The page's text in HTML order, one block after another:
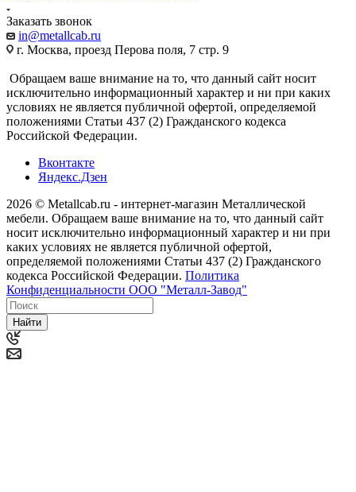
Заказать звонок
in@metallcab.ru
г. Москва, проезд Перова поля, 7 стр. 9
Обращаем ваше внимание на то, что данный сайт носит
исключительно информационный характер и ни при каких
условиях не является публичной офертой, определяемой
положениями Статьи 437 (2) Гражданского кодекса
Российской Федерации.
Вконтакте
Яндекс.Дзен
2026 © Metallcab.ru - интернет-магазин Металлической
мебели. Обращаем ваше внимание на то, что данный сайт
носит исключительно информационный характер и ни при
каких условиях не является публичной офертой,
определяемой положениями Статьи 437 (2) Гражданского
кодекса Российской Федерации. Политика
Конфиденциальности ООО "Металл-Завод"
Найти